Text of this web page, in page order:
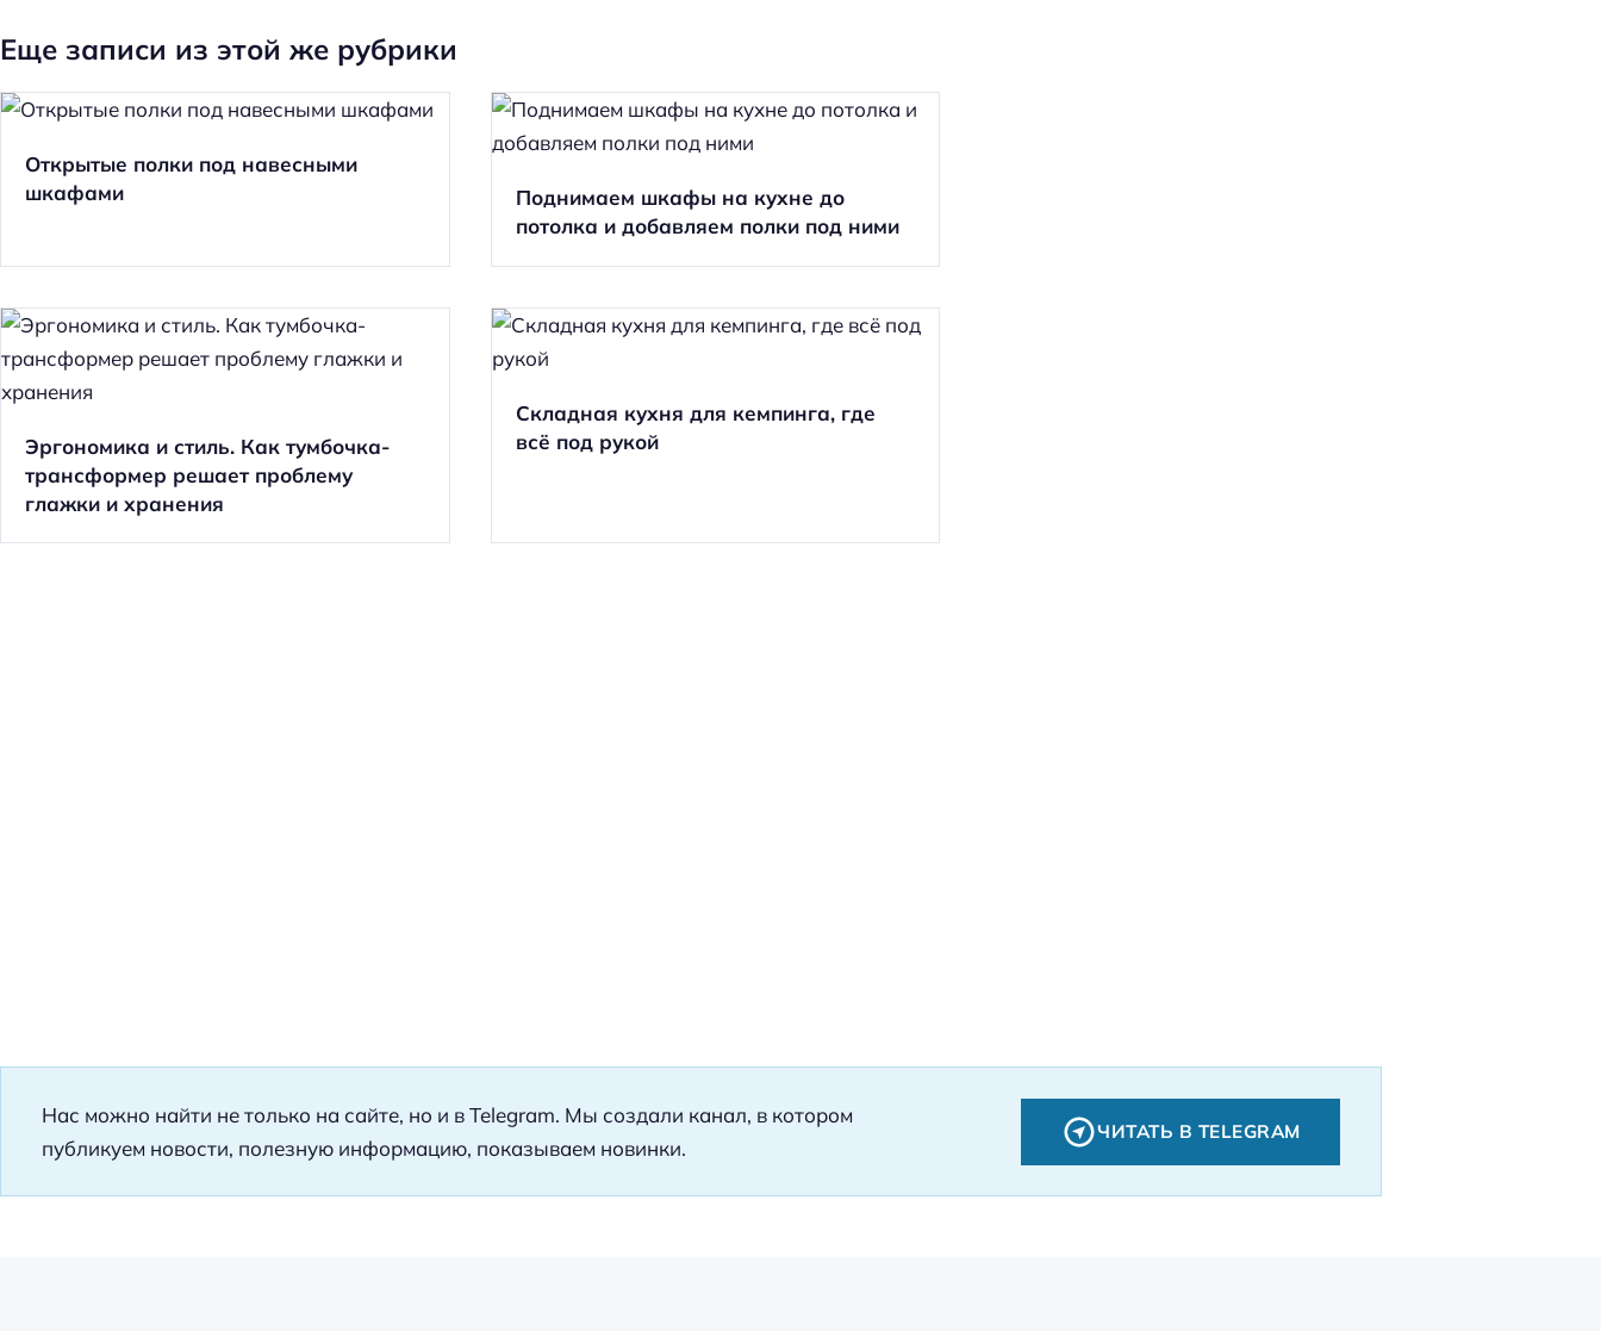
Еще записи из этой же рубрики
Открытые полки под навесными
шкафами
Поднимаем шкафы на кухне до
потолка и добавляем полки под ними
Эргономика и стиль. Как тумбочка-
трансформер решает проблему
глажки и хранения
Складная кухня для кемпинга, где
всё под рукой
Нас можно найти не только на сайте, но и в Telegram. Мы создали канал, в котором
публикуем новости, полезную информацию, показываем новинки.
ЧИТАТЬ В TELEGRAM